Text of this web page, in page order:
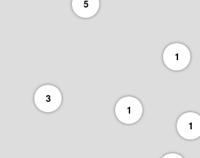
1
1
1
3
5